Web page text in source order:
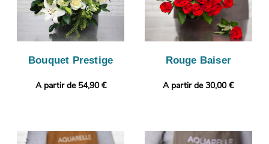
Bouquet Prestige
A partir de 54,90 €
Rouge Baiser
A partir de 30,00 €